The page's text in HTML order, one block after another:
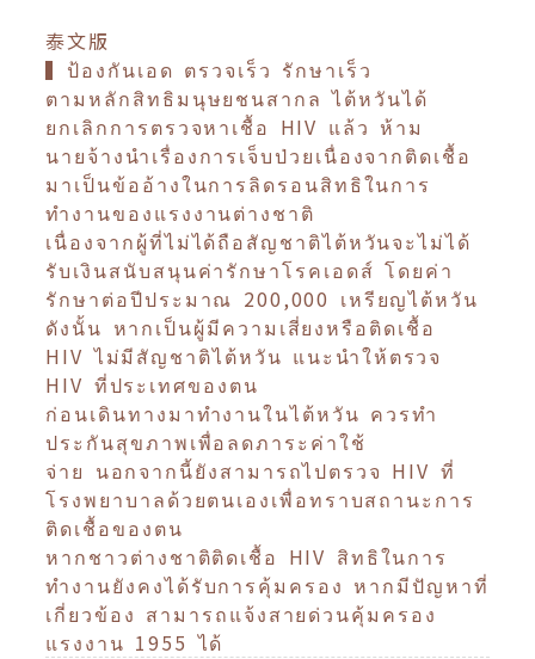
泰文版
▍ป้องกันเอด ตรวจเร็ว รักษาเร็ว
ตามหลักสิทธิมนุษยชนสากล ไต้หวันได้
ยกเลิกการตรวจหาเชื้อ HIV แล้ว ห้าม
นายจ้างนำเรื่องการเจ็บป่วยเนื่องจากติดเชื้อ
มาเป็นข้ออ้างในการลิดรอนสิทธิในการ
ทำงานของแรงงานต่างชาติ
เนื่องจากผู้ที่ไม่ได้ถือสัญชาติไต้หวันจะไม่ได้
รับเงินสนับสนุนค่ารักษาโรคเอดส์ โดยค่า
รักษาต่อปีประมาณ 200,000 เหรียญไต้หวัน
ดังนั้น หากเป็นผู้มีความเสี่ยงหรือติดเชื้อ
HIV ไม่มีสัญชาติไต้หวัน แนะนำให้ตรวจ
HIV ที่ประเทศของตน
ก่อนเดินทางมาทำงานในไต้หวัน ควรทำ
ประกันสุขภาพเพื่อลดภาระค่าใช้
จ่าย นอกจากนี้ยังสามารถไปตรวจ HIV ที่
โรงพยาบาลด้วยตนเองเพื่อทราบสถานะการ
ติดเชื้อของตน
หากชาวต่างชาติติดเชื้อ HIV สิทธิในการ
ทำงานยังคงได้รับการคุ้มครอง หากมีปัญหาที่
เกี่ยวข้อง สามารถแจ้งสายด่วนคุ้มครอง
แรงงาน 1955 ได้